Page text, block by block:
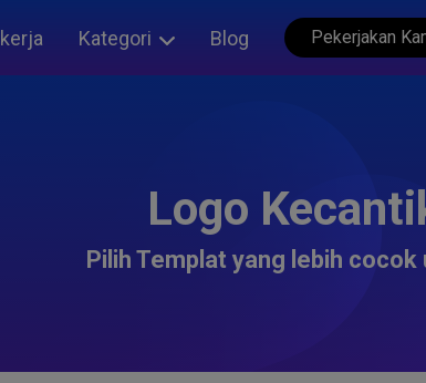
Kategori Blog Pekerjakan
Logo
Pilih Templat yang lebih cocok